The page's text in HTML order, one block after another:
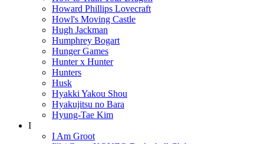
Howard Phillips Lovecraft
Howl's Moving Castle
Hugh Jackman
Humphrey Bogart
Hunger Games
Hunter x Hunter
Hunters
Husk
Hyakki Yakou Shou
Hyakujitsu no Bara
Hyung-Tae Kim
I
I Am Groot